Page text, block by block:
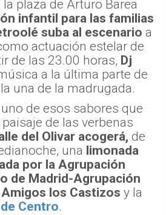
plaza de Arturo Barea
infantil para las familias
suba al escenario a
actuación estelar de
de las 23.00 horas, Dj
a la última parte de
una de la madrugada.
de esos sabores que
de las verbenas
del Olivar acogerá, de
una limonada
por la Agrupación
de Madrid-Agrupación
los Castizos y la
Centro.